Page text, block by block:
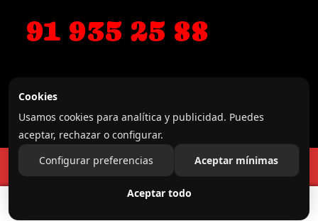
91 935 25 88
614 786 043
Esta es una tienda de demostración para realizar
pruebas — no se completará ningún pedido.
Cookies
Usamos cookies para analítica y publicidad. Puedes
aceptar, rechazar o configurar.
Configurar preferencias
Aceptar mínimas
Aceptar todo